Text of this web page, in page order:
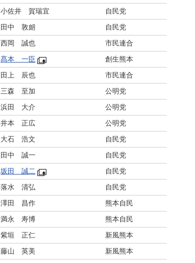
小佐井 賀瑞宜 自民党
田中 敦朗 自民党
西岡 誠也 市民連合
髙本 一臣 創生熊本
田上 辰也 市民連合
三森 至加 公明党
浜田 大介 公明党
井本 正広 公明党
大石 浩文 自民党
田中 誠一 自民党
坂田 誠二 自民党
落水 清弘 自民党
澤田 昌作 熊本自民
満永 寿博 熊本自民
紫垣 正仁 新風熊本
藤山 英美 新風熊本